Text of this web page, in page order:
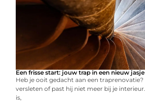
Een frisse start: jouw trap in een nieuw jasje
Heb je ooit gedacht aan een traprenovatie?
versleten of past hij niet meer bij je
is,